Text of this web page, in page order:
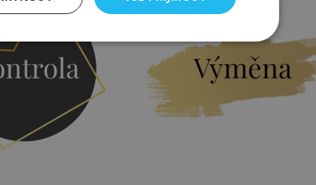
Výměna